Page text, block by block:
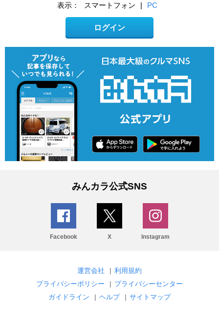
表示： スマートフォン | PC
ログイン
みんカラ公式SNS
Facebook X Instagram
運営会社 | 利用規約
プライバシーポリシー
| プライバシーセンター
ガイドライン
| ヘルプ | サイトマップ